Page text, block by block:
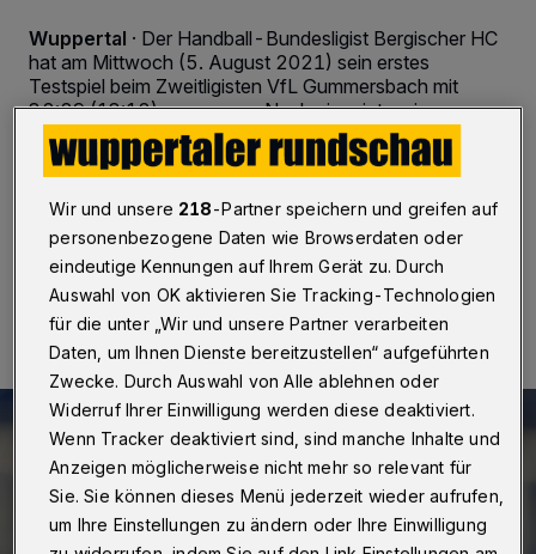
Wuppertal · Der Handball-Bundesligist Bergischer HC
hat am Mittwoch (5. August 2021) sein erstes
Testspiel beim Zweitligisten VfL Gummersbach mit
32:29 (18:12) gewonnen. Nach einer intensiven
ersten Trainingswoche hatten die Löwen nur in der
zweiten Halbzeit kurzfristig Probleme, als die Gastgeber
auf 22:24 und 23:25 herankamen.
05.08.2021 , 20:31 Uhr
Wir und unsere 218-Partner speichern und greifen auf
personenbezogene Daten wie Browserdaten oder
eindeutige Kennungen auf Ihrem Gerät zu. Durch
Auswahl von OK aktivieren Sie Tracking-Technologien
für die unter „Wir und unsere Partner verarbeiten
Daten, um Ihnen Dienste bereitzustellen“ aufgeführten
Zwecke. Durch Auswahl von Alle ablehnen oder
Widerruf Ihrer Einwilligung werden diese deaktiviert.
Wenn Tracker deaktiviert sind, sind manche Inhalte und
Anzeigen möglicherweise nicht mehr so relevant für
Sie. Sie können dieses Menü jederzeit wieder aufrufen,
um Ihre Einstellungen zu ändern oder Ihre Einwilligung